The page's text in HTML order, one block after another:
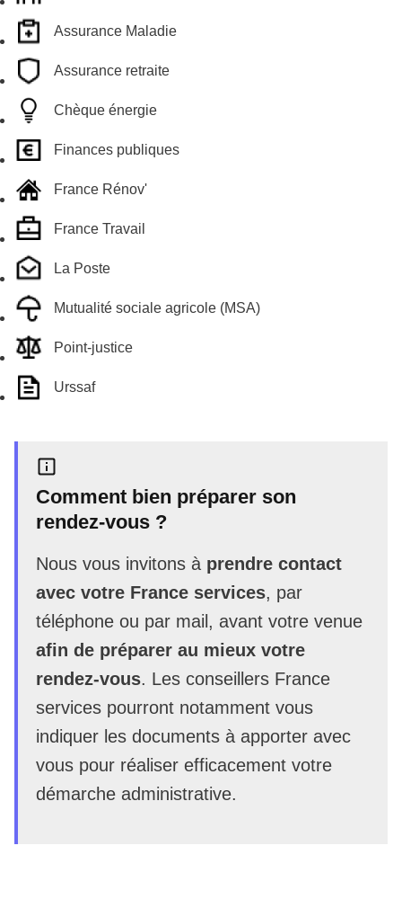
Assurance Maladie
Assurance retraite
Chèque énergie
Finances publiques
France Rénov'
France Travail
La Poste
Mutualité sociale agricole (MSA)
Point-justice
Urssaf
Comment bien préparer son
rendez-vous ?
Nous vous invitons à prendre contact
avec votre France services, par
téléphone ou par mail, avant votre venue
afin de préparer au mieux votre
rendez-vous. Les conseillers France
services pourront notamment vous
indiquer les documents à apporter avec
vous pour réaliser efficacement votre
démarche administrative.